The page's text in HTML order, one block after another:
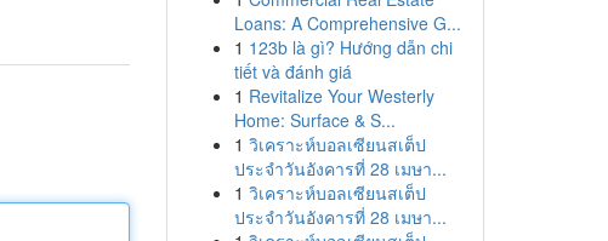
Loans: A Comprehensive G...
1 123b là gì? Hướng dẫn chi
tiết và đánh giá
1 Revitalize Your Westerly
Home: Surface & S...
1 วิเคราะห์บอลเซียนสเต็ป
ประจำวันอังคารที่ 28 เมษา...
1 วิเคราะห์บอลเซียนสเต็ป
ประจำวันอังคารที่ 28 เมษา...